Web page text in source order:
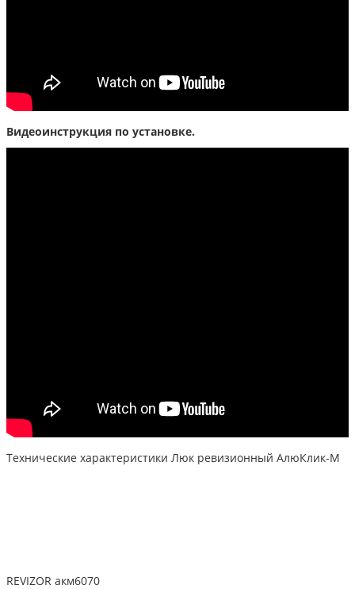
Видеоинструкция по установке.
Технические характеристики Люк ревизионный АлюКлик-M
REVIZOR акм6070